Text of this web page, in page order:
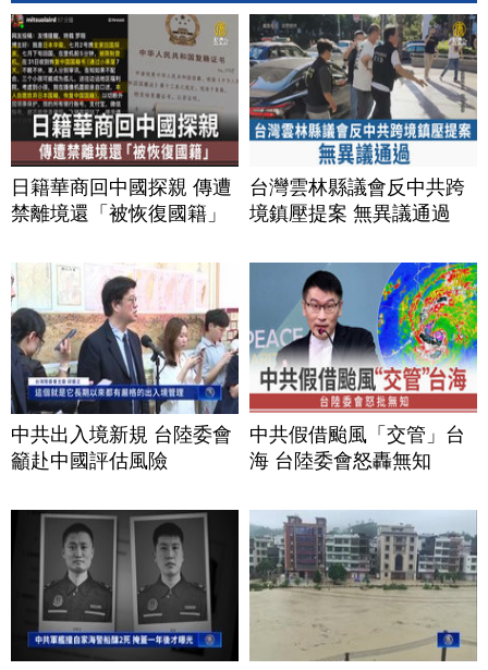
日籍華商回中國探親 傳遭
禁離境還「被恢復國籍」
台灣雲林縣議會反中共跨
境鎮壓提案 無異議通過
中共出入境新規 台陸委會
籲赴中國評估風險
中共假借颱風「交管」台
海 台陸委會怒轟無知